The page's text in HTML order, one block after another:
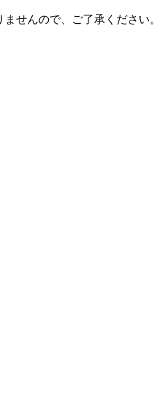
せんので、ご了承ください。